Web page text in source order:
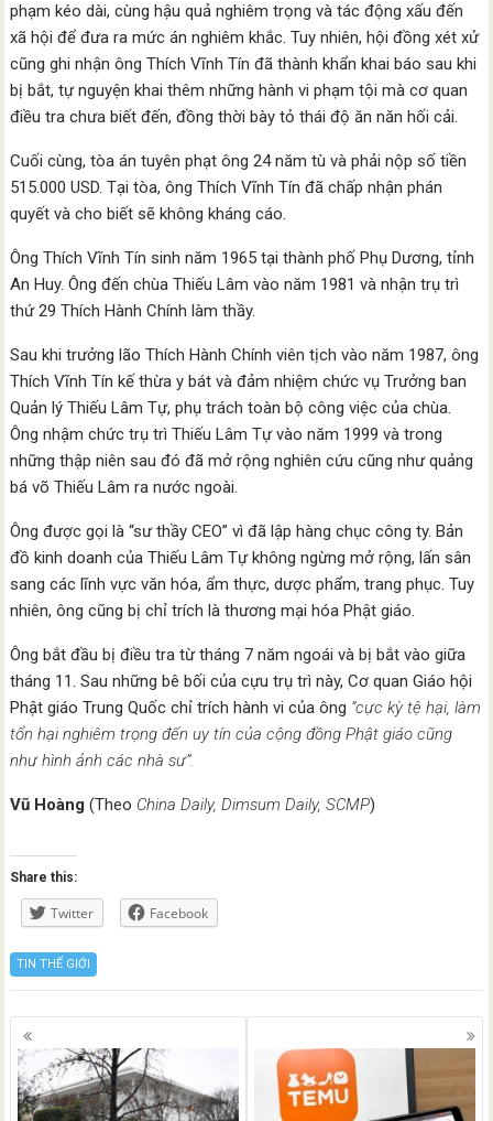
phạm kéo dài, cùng hậu quả nghiêm trọng và tác động xấu đến
xã hội để đưa ra mức án nghiêm khắc. Tuy nhiên, hội đồng xét xử
cũng ghi nhận ông Thích Vĩnh Tín đã thành khẩn khai báo sau khi
bị bắt, tự nguyện khai thêm những hành vi phạm tội mà cơ quan
điều tra chưa biết đến, đồng thời bày tỏ thái độ ăn năn hối cải.
Cuối cùng, tòa án tuyên phạt ông 24 năm tù và phải nộp số tiền
515.000 USD. Tại tòa, ông Thích Vĩnh Tín đã chấp nhận phán
quyết và cho biết sẽ không kháng cáo.
Ông Thích Vĩnh Tín sinh năm 1965 tại thành phố Phụ Dương, tỉnh
An Huy. Ông đến chùa Thiếu Lâm vào năm 1981 và nhận trụ trì
thứ 29 Thích Hành Chính làm thầy.
Sau khi trưởng lão Thích Hành Chính viên tịch vào năm 1987, ông
Thích Vĩnh Tín kế thừa y bát và đảm nhiệm chức vụ Trưởng ban
Quản lý Thiếu Lâm Tự, phụ trách toàn bộ công việc của chùa.
Ông nhậm chức trụ trì Thiếu Lâm Tự vào năm 1999 và trong
những thập niên sau đó đã mở rộng nghiên cứu cũng như quảng
bá võ Thiếu Lâm ra nước ngoài.
Ông được gọi là “sư thầy CEO” vì đã lập hàng chục công ty. Bản
đồ kinh doanh của Thiếu Lâm Tự không ngừng mở rộng, lấn sân
sang các lĩnh vực văn hóa, ẩm thực, dược phẩm, trang phục. Tuy
nhiên, ông cũng bị chỉ trích là thương mại hóa Phật giáo.
Ông bắt đầu bị điều tra từ tháng 7 năm ngoái và bị bắt vào giữa
tháng 11. Sau những bê bối của cựu trụ trì này, Cơ quan Giáo hội
Phật giáo Trung Quốc chỉ trích hành vi của ông “cực kỳ tệ hại, làm
tổn hại nghiêm trọng đến uy tín của cộng đồng Phật giáo cũng
như hình ảnh các nhà sư”.
Vũ Hoàng (Theo China Daily, Dimsum Daily, SCMP)
Share this:
Twitter Facebook
TIN THẾ GIỚI
Posts
navigation